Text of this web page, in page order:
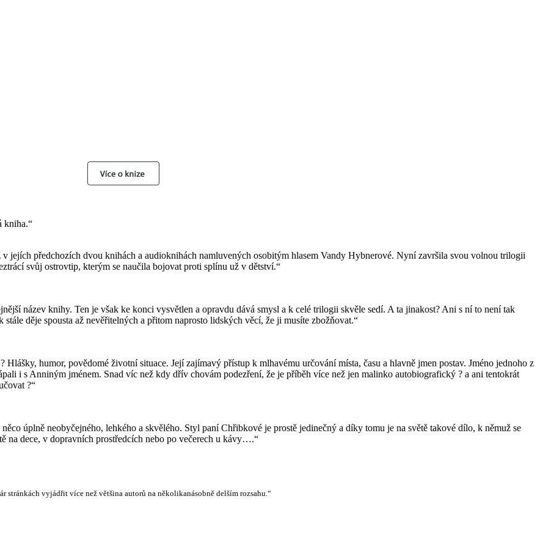
kniha.“
jejích předchozích dvou knihách a audioknihách namluvených osobitým hlasem Vandy Hybnerové. Nyní završila svou volnou trilogii
svůj ostrovtip, kterým se naučila bojovat proti splínu už v dětství.“
název knihy. Ten je však ke konci vysvětlen a opravdu dává smysl a k celé trilogii skvěle sedí. A ta jinakost? Ani s ní to není tak
děje spousta až nevěřitelných a přitom naprosto lidských věcí, že ji musíte zbožňovat.“
humor, povědomé životní situace. Její zajímavý přístup k mlhavému určování místa, času a hlavně jmen postav. Jméno jednoho z
i s Anniným jménem. Snad víc než kdy dřív chovám podezření, že je příběh více než jen malinko autobiografický ? a ani tentokrát
?“
úplně neobyčejného, lehkého a skvělého. Styl paní Chřibkové je prostě jedinečný a díky tomu je na světě takové dílo, k němuž se
na dece, v dopravních prostředcích nebo po večerech u kávy….“
stránkách vyjádřit více než většina autorů na několikanásobně delším rozsahu.“